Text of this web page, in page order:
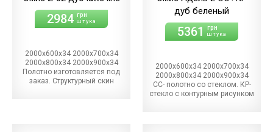
2984 грн
штука
2000х600х34 2000х700х34
2000х800х34 2000х900х34
Полотно изготовляется под
заказ. Структурный скин
дуб беленый
5361 грн
штука
2000х600х34 2000х700х34
2000х800х34 2000х900х34
СС- полотно со стеклом. КР-
стекло с контурным рисунком